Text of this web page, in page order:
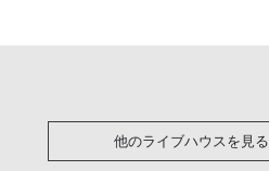
他のライブハウスを見る